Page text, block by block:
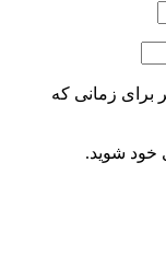
برای زمانی که
خود شوید.